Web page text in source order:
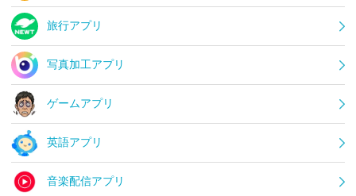
旅行アプリ
写真加工アプリ
ゲームアプリ
英語アプリ
音楽配信アプリ